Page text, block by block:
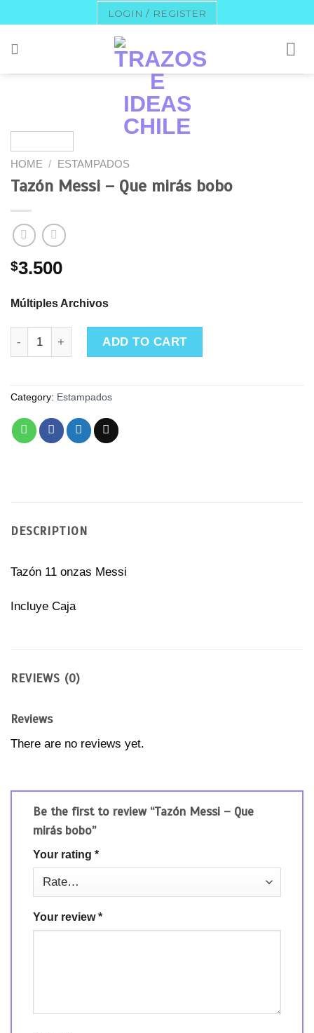
to
content
LOGIN / REGISTER
HOME / ESTAMPADOS
Tazón Messi – Que mirás bobo
$3.500
Múltiples Archivos
ADD TO CART
Category: Estampados
DESCRIPTION
Tazón 11 onzas Messi
Incluye Caja
REVIEWS (0)
Reviews
There are no reviews yet.
Be the first to review “Tazón Messi – Que
mirás bobo”
Your rating *
Your review*